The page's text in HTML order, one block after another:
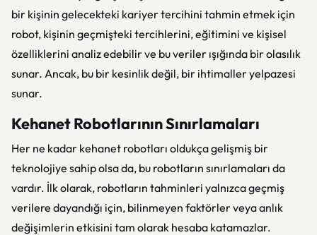
bir kişinin gelecekteki kariyer tercihini tahmin etmek için
robot, kişinin geçmişteki tercihlerini, eğitimini ve kişisel
özelliklerini analiz edebilir ve bu veriler ışığında bir olasılık
sunar. Ancak, bu bir kesinlik değil, bir ihtimaller yelpazesi
sunar.
Kehanet Robotlarının Sınırlamaları
Her ne kadar kehanet robotları oldukça gelişmiş bir
teknolojiye sahip olsa da, bu robotların sınırlamaları da
vardır. İlk olarak, robotların tahminleri yalnızca geçmiş
verilere dayandığı için, bilinmeyen faktörler veya anlık
değişimlerin etkisini tam olarak hesaba katamazlar.